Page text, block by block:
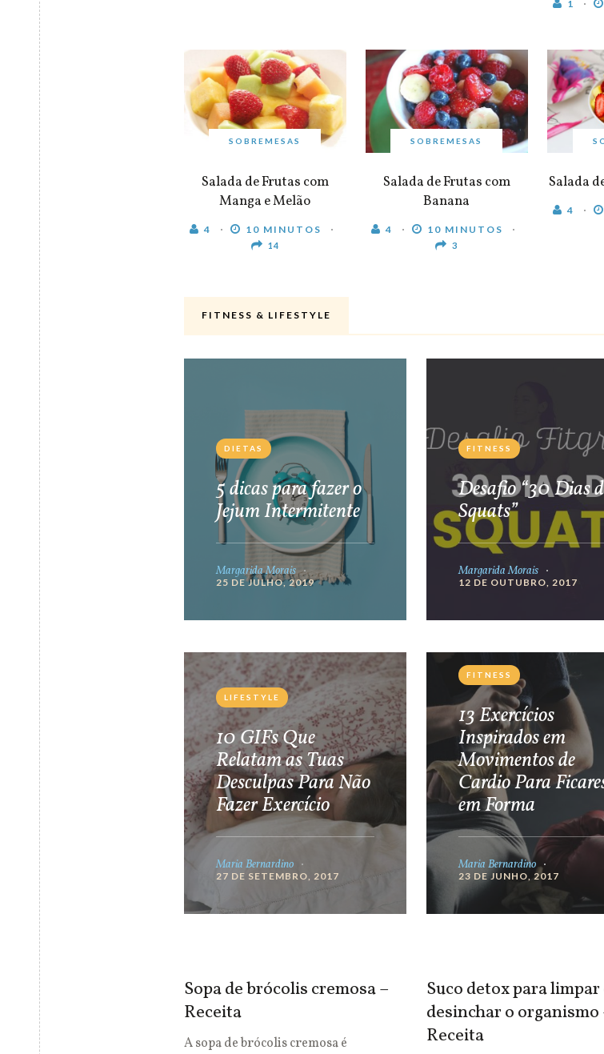
1
SOBREMESAS
Salada de Frutas com
Manga e Melão
4 10 MINUTOS
14
SOBREMESAS
Salada de Frutas com
Banana
4 10 MINUTOS
3
Salada
4
FITNESS & LIFESTYLE
DIETAS
5 dicas para fazer o
Jejum Intermitente
Margarida Morais
25 DE JULHO, 2019
FITNESS
Desafio “30 Dias
Squats”
Margarida Morais
12 DE OUTUBRO, 2017
LIFESTYLE
10 GIFs Que
Relatam as Tuas
Desculpas Para Não
Fazer Exercício
Maria Bernardino
27 DE SETEMBRO, 2017
FITNESS
13 Exercícios
Inspirados em
Movimentos de
Cardio Para
em Forma
Maria Bernardino
23 DE JUNHO, 2017
Sopa de brócolis cremosa –
Receita
A sopa de brócolis cremosa é
Suco detox para limpar
desinchar o organismo
Receita